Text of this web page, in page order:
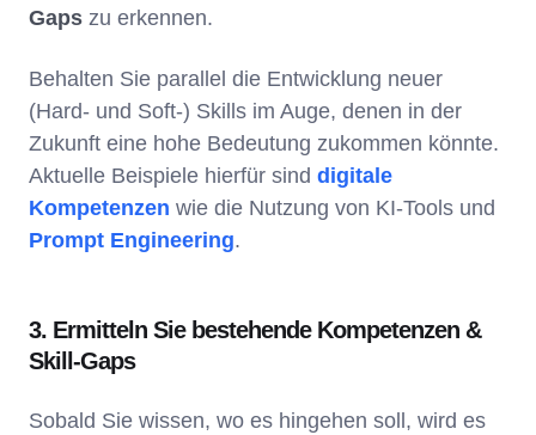
Gaps zu erkennen.
Behalten Sie parallel die Entwicklung neuer
(Hard- und Soft-) Skills im Auge, denen in der
Zukunft eine hohe Bedeutung zukommen könnte.
Aktuelle Beispiele hierfür sind digitale
Kompetenzen wie die Nutzung von KI-Tools und
Prompt Engineering.
3. Ermitteln Sie bestehende Kompetenzen &
Skill-Gaps
Sobald Sie wissen, wo es hingehen soll, wird es